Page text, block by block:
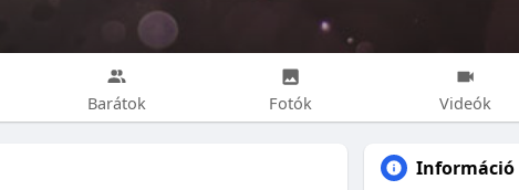
Barátok Fotók Videók
Információ